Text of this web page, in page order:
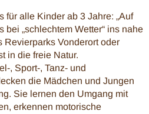
für alle Kinder ab 3 Jahre: „Auf
bei „schlechtem Wetter“ ins nahe
Vonderort oder
in die freie Natur.
, Sport-, Tanz- und
die Mädchen und Jungen
Sie lernen den Umgang mit
erkennen motorische